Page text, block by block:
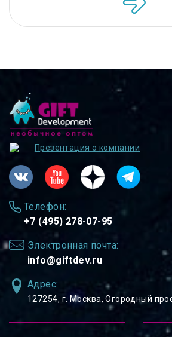
Презентация о компании
Телефон:
+7 (495) 278-07-95
Электронная почта:
info@giftdev.ru
Адрес:
127254, ⁠г. Москва, Огородный